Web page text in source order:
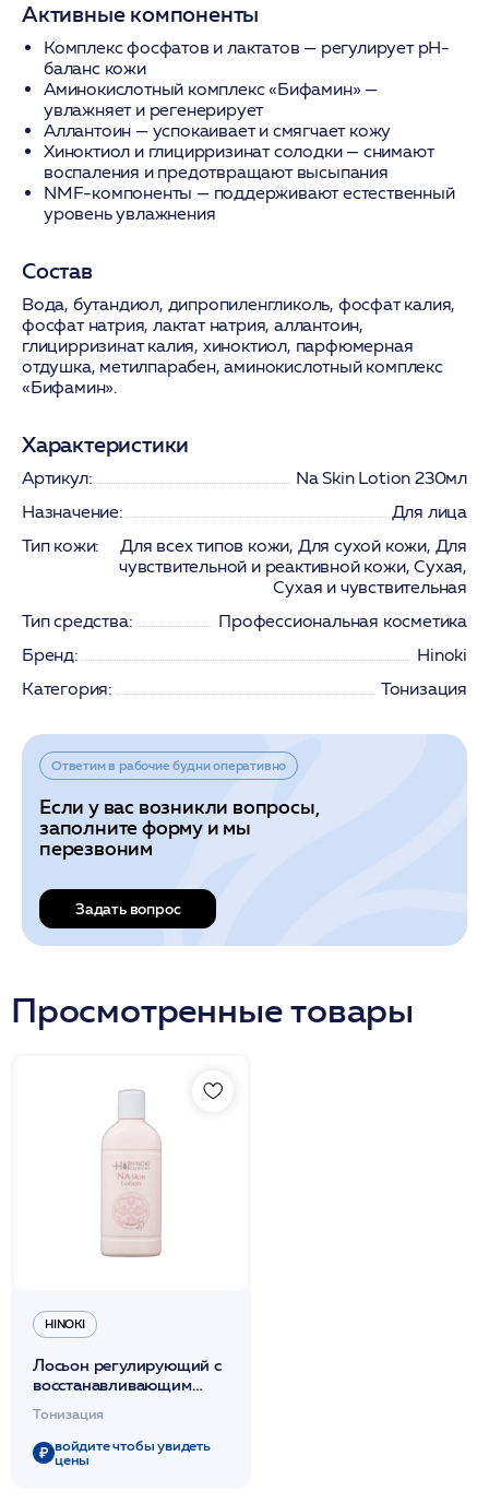
Активные компоненты
Комплекс фосфатов и лактатов — регулирует pH-
баланс кожи
Аминокислотный комплекс «Бифамин» —
увлажняет и регенерирует
Аллантоин — успокаивает и смягчает кожу
Хиноктиол и глицирризинат солодки— снимают
воспаления и предотвращают высыпания
NMF-компоненты — поддерживают естественный
уровень увлажнения
Состав
Вода, бутандиол, дипропиленгликоль, фосфат калия,
фосфат натрия,лактат натрия,аллантоин,
глицирризинат калия, хиноктиол, парфюмерная
отдушка, метилпарабен,аминокислотный комплекс
«Бифамин».
Характеристики
Артикул:
Na Skin Lotion 230мл
Назначение:
Для лица
Тип кожи:
Для всех типов кожи, Для сухой кожи, Для
чувствительной и реактивной кожи, Сухая,
Сухая и чувствительная
Тип средства:
Профессиональная косметика
Бренд:
Hinoki
Категория:
Тонизация
Ответим в рабочие будни оперативно
Если у вас возникли вопросы,
заполните форму и мы
перезвоним
Задать вопрос
Просмотренные товары
HINOKI
Лосьон регулирующий с
восстанавливающим
эффектом "Нежная
кожа"230мл /Na Skin
Lotion /Hinoki Clinical
Тонизация
войдите чтобы увидеть
цены